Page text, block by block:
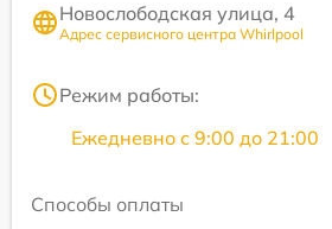
Новослободская улица, 4
Адрес сервисного центра Whirlpool
Режим работы:
Ежедневно с 9:00 до 21:00
Способы оплаты